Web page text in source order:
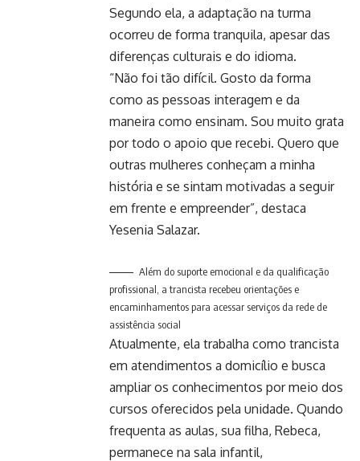
Segundo ela, a adaptação na turma
ocorreu de forma tranquila, apesar das
diferenças culturais e do idioma.
“Não foi tão difícil. Gosto da forma
como as pessoas interagem e da
maneira como ensinam. Sou muito grata
por todo o apoio que recebi. Quero que
outras mulheres conheçam a minha
história e se sintam motivadas a seguir
em frente e empreender”, destaca
Yesenia Salazar.
Além do suporte emocional e da qualificação
profissional, a trancista recebeu orientações e
encaminhamentos para acessar serviços da rede de
assistência social
Atualmente, ela trabalha como trancista
em atendimentos a domicílio e busca
ampliar os conhecimentos por meio dos
cursos oferecidos pela unidade. Quando
frequenta as aulas, sua filha, Rebeca,
permanece na sala infantil,